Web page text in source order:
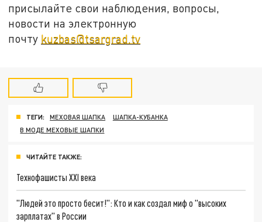
присылайте свои наблюдения, вопросы,
новости на электронную
почту kuzbas@tsargrad.tv
ТЕГИ: МЕХОВАЯ ШАПКА
ШАПКА-КУБАНКА
В МОДЕ МЕХОВЫЕ ШАПКИ
ЧИТАЙТЕ ТАКЖЕ:
Технофашисты XXI века
"Людей это просто бесит!": Кто и как создал миф о "высоких
зарплатах" в России